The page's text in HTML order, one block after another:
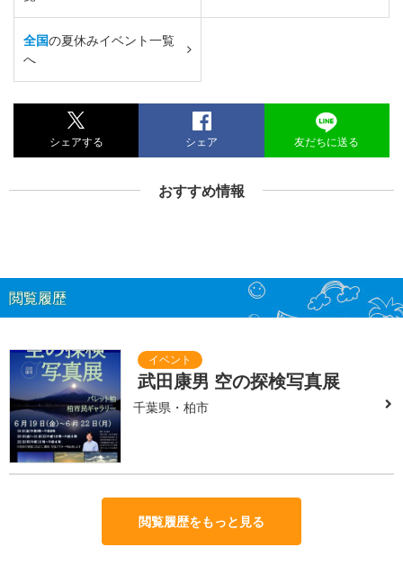
全国の夏休みイベント一覧
へ
シェアする シェア 友だちに送る
おすすめ情報
閲覧履歴
武田康男 空の探検写真展
千葉県・柏市
閲覧履歴をもっと見る